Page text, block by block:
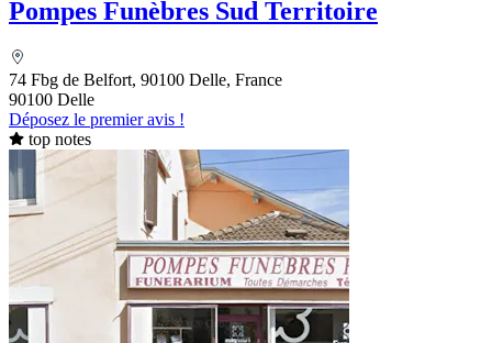
Pompes Funèbres Sud Territoire
74 Fbg de Belfort, 90100 Delle, France
90100 Delle
Déposez le premier avis !
top notes